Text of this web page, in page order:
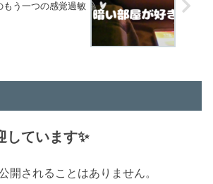
もう一つの感覚過敏
しています✨
開されることはありません。